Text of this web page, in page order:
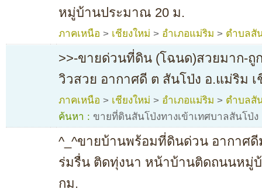
หมู่บ้านประมาณ 20 ม.
ภาคเหนือ > เชียงใหม่ > อำเภอแม่ริม > ตำบลสั
>>-ขายด่วนที่ดิน (โฉนด)สวยมาก-ถู
วิวสวย อากาศดี ต สันโป่ง อ.แม่ริม เ
ภาคเหนือ > เชียงใหม่ > อำเภอแม่ริม > ตำบลสั
ค้นหา : ขายที่ดินสันโป่งทางเข้าเทศบาลสันโป่ง
^_^ขายบ้านพร้อมที่ดินด่วน อากาศ
ร่มรื่น ติดทุ่งนา หน้าบ้านติดถนนหมู่
กม.